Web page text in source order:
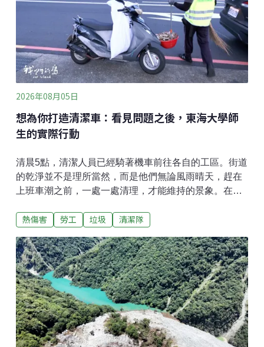
2026年08月05日
想為你打造清潔車：看見問題之後，東海大學師
生的實際行動
清晨5點，清潔人員已經騎著機車前往各自的工區。街道
的乾淨並不是理所當然，而是他們無論風雨晴天，趕在
上班車潮之前，一處一處清理，才能維持的景象。在他
靜地觀察著。清潔人員很辛苦，具備設計專長的他們，
怕下雨天跟颱風天」這是清潔人員吳佳嵐的心聲。下雨
天得穿雨衣，雨衣底下的悶熱感，體感溫度比三溫暖還
要高。他們的工作不只掃地，還要面對隨季節掉落的樹
葉、種子，以及把垃圾分類。他們以機車為據點，不斷
地來回往返。在樹木落葉期，為了多裝一些落葉，必須
不斷擠壓；若是碰上雨天，潮濕的枝葉混合泥沙，重量
很重，裝了三分之一袋就無法再裝，以免扛不動。每天
熱傷害 勞工 垃圾 清潔隊